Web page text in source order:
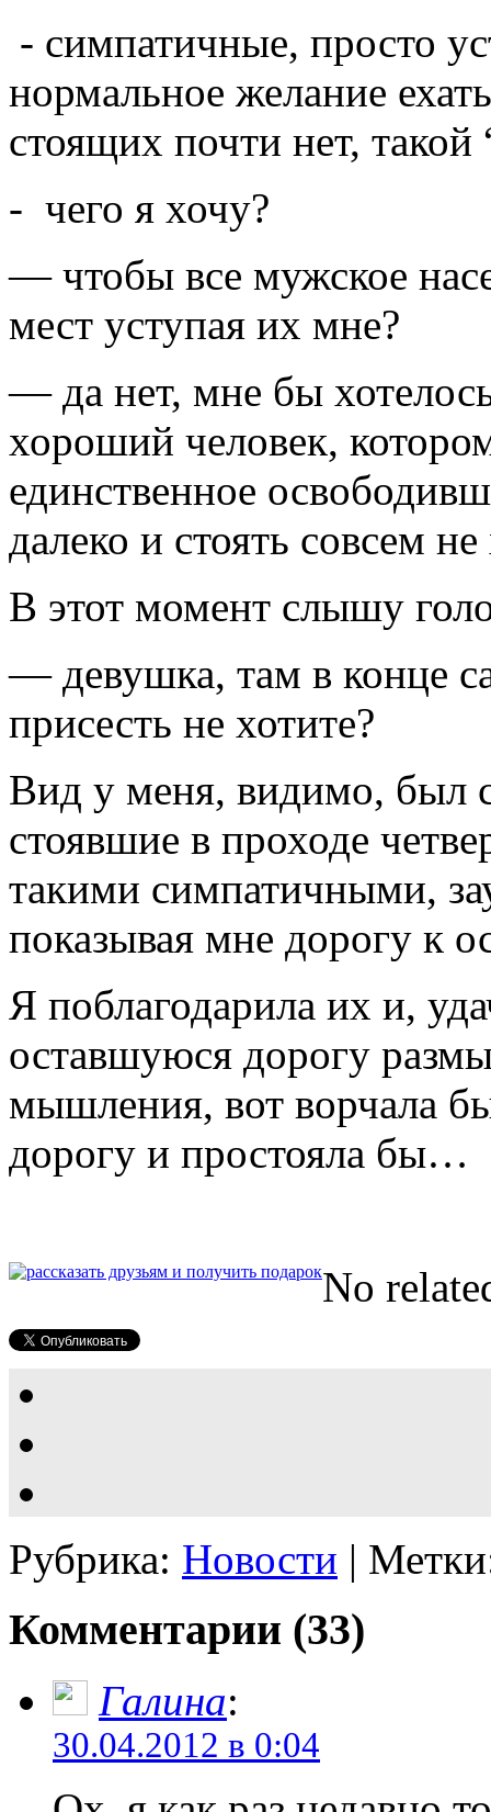
- симпатичные, просто
нормальное желание
стоящих почти нет,
- чего я хочу?
— чтобы все мужское
мест уступая их мне?
— да нет, мне бы
хороший человек,
единственное
далеко и стоять совсем не
В этот момент слышу
— девушка, там в конце
присесть не хотите?
Вид у меня, видимо, был
стоявшие в проходе
такими симпатичными,
показывая мне дорогу к
Я поблагодарила их и,
оставшуюся дорогу
мышления, вот ворчала
дорогу и простояла бы…
No
Рубрика: Новости |
Комментарии (33)
Галина:
30.04.2012 в 0:04